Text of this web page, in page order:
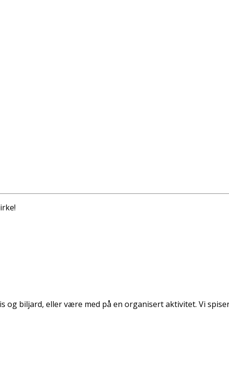
biljard, eller være med på en organisert aktivitet. Vi